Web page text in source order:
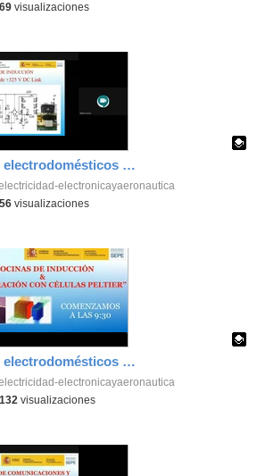
69 visualizaciones
Masteclass electrodomésticos 2 de 3
electronicayaeronautica
56 visualizaciones
Masteclass electrodomésticos 1 de 3
electronicayaeronautica
132 visualizaciones